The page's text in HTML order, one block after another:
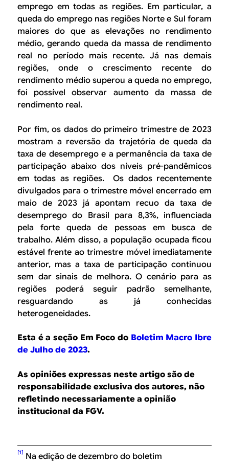
emprego em todas as regiões. Em particular, a
queda do emprego nas regiões Norte e Sul foram
maiores do que as elevações no rendimento
médio, gerando queda da massa de rendimento
real no período mais recente. Já nas demais
regiões, onde o crescimento recente do
rendimento médio superou a queda no emprego,
foi possível observar aumento da massa de
rendimento real.
Por fim, os dados do primeiro trimestre de 2023
mostram a reversão da trajetória de queda da
taxa de desemprego e a permanência da taxa de
participação abaixo dos níveis pré-pandêmicos
em todas as regiões. Os dados recentemente
divulgados para o trimestre móvel encerrado em
maio de 2023 já apontam recuo da taxa de
desemprego do Brasil para 8,3%, influenciada
pela forte queda de pessoas em busca de
trabalho. Além disso, a população ocupada ficou
estável frente ao trimestre móvel imediatamente
anterior, mas a taxa de participação continuou
sem dar sinais de melhora. O cenário para as
regiões poderá seguir padrão semelhante,
resguardando as já conhecidas
heterogeneidades.
Esta é a seção Em Foco do Boletim Macro Ibre
de Julho de 2023.
As opiniões expressas neste artigo são de
responsabilidade exclusiva dos autores, não
refletindo necessariamente a opinião
institucional da FGV.
[1] Na edição de dezembro do boletim